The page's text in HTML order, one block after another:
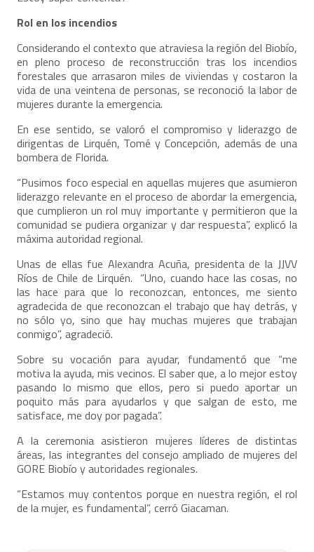
Rol en los incendios
Considerando el contexto que atraviesa la región del Biobío,
en pleno proceso de reconstrucción tras los incendios
forestales que arrasaron miles de viviendas y costaron la
vida de una veintena de personas, se reconoció la labor de
mujeres durante la emergencia.
En ese sentido, se valoró el compromiso y liderazgo de
dirigentas de Lirquén, Tomé y Concepción, además de una
bombera de Florida.
“Pusimos foco especial en aquellas mujeres que asumieron
liderazgo relevante en el proceso de abordar la emergencia,
que cumplieron un rol muy importante y permitieron que la
comunidad se pudiera organizar y dar respuesta”, explicó la
máxima autoridad regional.
Unas de ellas fue Alexandra Acuña, presidenta de la JJVV
Ríos de Chile de Lirquén. “Uno, cuando hace las cosas, no
las hace para que lo reconozcan, entonces, me siento
agradecida de que reconozcan el trabajo que hay detrás, y
no sólo yo, sino que hay muchas mujeres que trabajan
conmigo”, agradeció.
Sobre su vocación para ayudar, fundamentó que “me
motiva la ayuda, mis vecinos. El saber que, a lo mejor estoy
pasando lo mismo que ellos, pero si puedo aportar un
poquito más para ayudarlos y que salgan de esto, me
satisface, me doy por pagada”.
A la ceremonia asistieron mujeres líderes de distintas
áreas, las integrantes del consejo ampliado de mujeres del
GORE Biobío y autoridades regionales.
“Estamos muy contentos porque en nuestra región, el rol
de la mujer, es fundamental”, cerró Giacaman.